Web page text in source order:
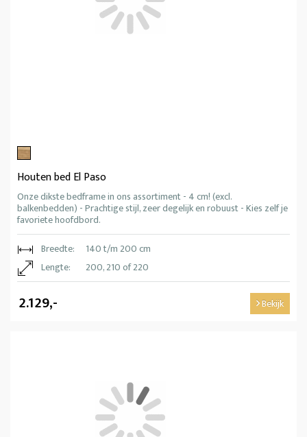
Houten bed El Paso
Onze dikste bedframe in ons assortiment - 4 cm! (excl.
balkenbedden) - Prachtige stijl, zeer degelijk en robuust - Kies zelf je
favoriete hoofdbord.
Breedte:
140 t/m 200 cm
Lengte:
200, 210 of 220
2.129,- Bekijk